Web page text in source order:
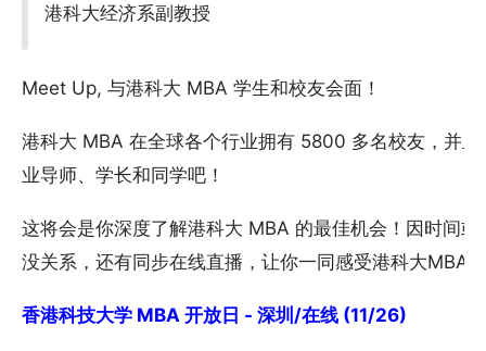
港科大经济系副教授
Meet Up, 与港科大 MBA 学生和校友会面！
港科大 MBA 在全球各个行业拥有 5800 多名校友，并
业导师、学长和同学吧！
这将会是你深度了解港科大 MBA 的最佳机会！因时间
没关系，还有同步在线直播，让你一同感受港科大MBA！
香港科技大学 MBA 开放日 - 深圳/在线 (11/26)